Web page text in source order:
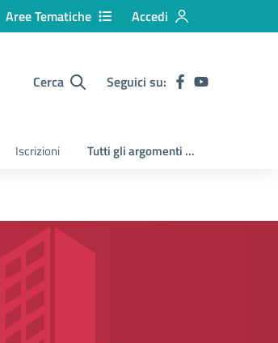
Aree Tematiche Accedi
Cerca Seguici su:
Iscrizioni Tutti gli argomenti ...